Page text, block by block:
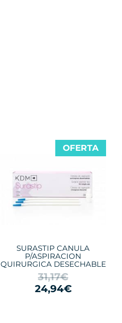
SURASTIP CANULA
P/ASPIRACION
QUIRURGICA DESECHABLE
31,17€
24,94€
OFERTA